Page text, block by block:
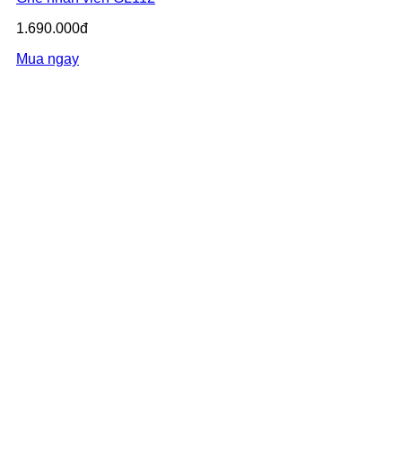
1.690.000đ
Mua ngay